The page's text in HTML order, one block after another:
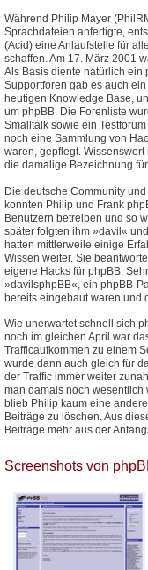
Während Philip Mayer
Sprachdateien anfertigte,
(Acid) eine Anlaufstelle für
schaffen. Am 17. März 2001
Als Basis diente natürlich ein
Supportforen gab es auch
heutigen Knowledge Base,
um phpBB. Die Forenliste
Smalltalk sowie ein
noch eine Sammlung von
waren, gepflegt.
die damalige Bezeichnung
Die deutsche Community
konnten Philip und Frank
Benutzern betreiben und so
später folgten ihm »davil«
hatten mittlerweile einige
Wissen weiter. Sie
eigene Hacks für phpBB.
»davilsphpBB«, ein phpBB-
bereits eingebaut waren und
Wie unerwartet schnell sich
noch im gleichen April war
Trafficaufkommen zu einem
wurde dann auch gleich für
der Traffic immer weiter
man damals noch wesentlich
blieb Philip kaum eine
Beiträge zu löschen. Aus
Beiträge mehr aus der
Screenshots von